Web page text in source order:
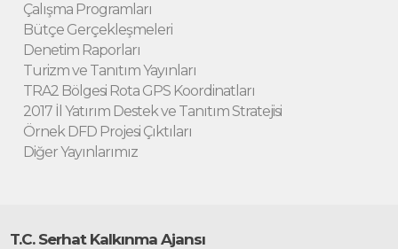
Çalışma Programları
Bütçe Gerçekleşmeleri
Denetim Raporları
Turizm ve Tanıtım Yayınları
TRA2 Bölgesi Rota GPS Koordinatları
2017 İl Yatırım Destek ve Tanıtım Stratejisi
Örnek DFD Projesi Çıktıları
Diğer Yayınlarımız
T.C. Serhat Kalkınma Ajansı